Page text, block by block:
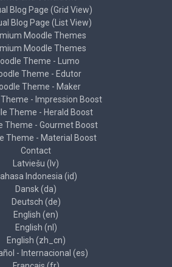
Blog Page (Grid View)
Blog Page (List View)
Moodle Themes
Moodle Themes
Theme - Lumo
Theme - Edutor
Theme - Maker
- Impression Boost
Theme - Herald Boost
Theme - Gourmet Boost
Theme - Material Boost
Contact
Latviešu ‎(lv)‎
Indonesia ‎(id)‎
Dansk ‎(da)‎
Deutsch ‎(de)‎
English ‎(en)‎
English ‎(nl)‎
English ‎(zh_cn)‎
- Internacional ‎(es)‎